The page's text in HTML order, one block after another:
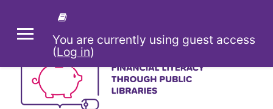
SIDE PANELYou are currently using guest access
(Log in)